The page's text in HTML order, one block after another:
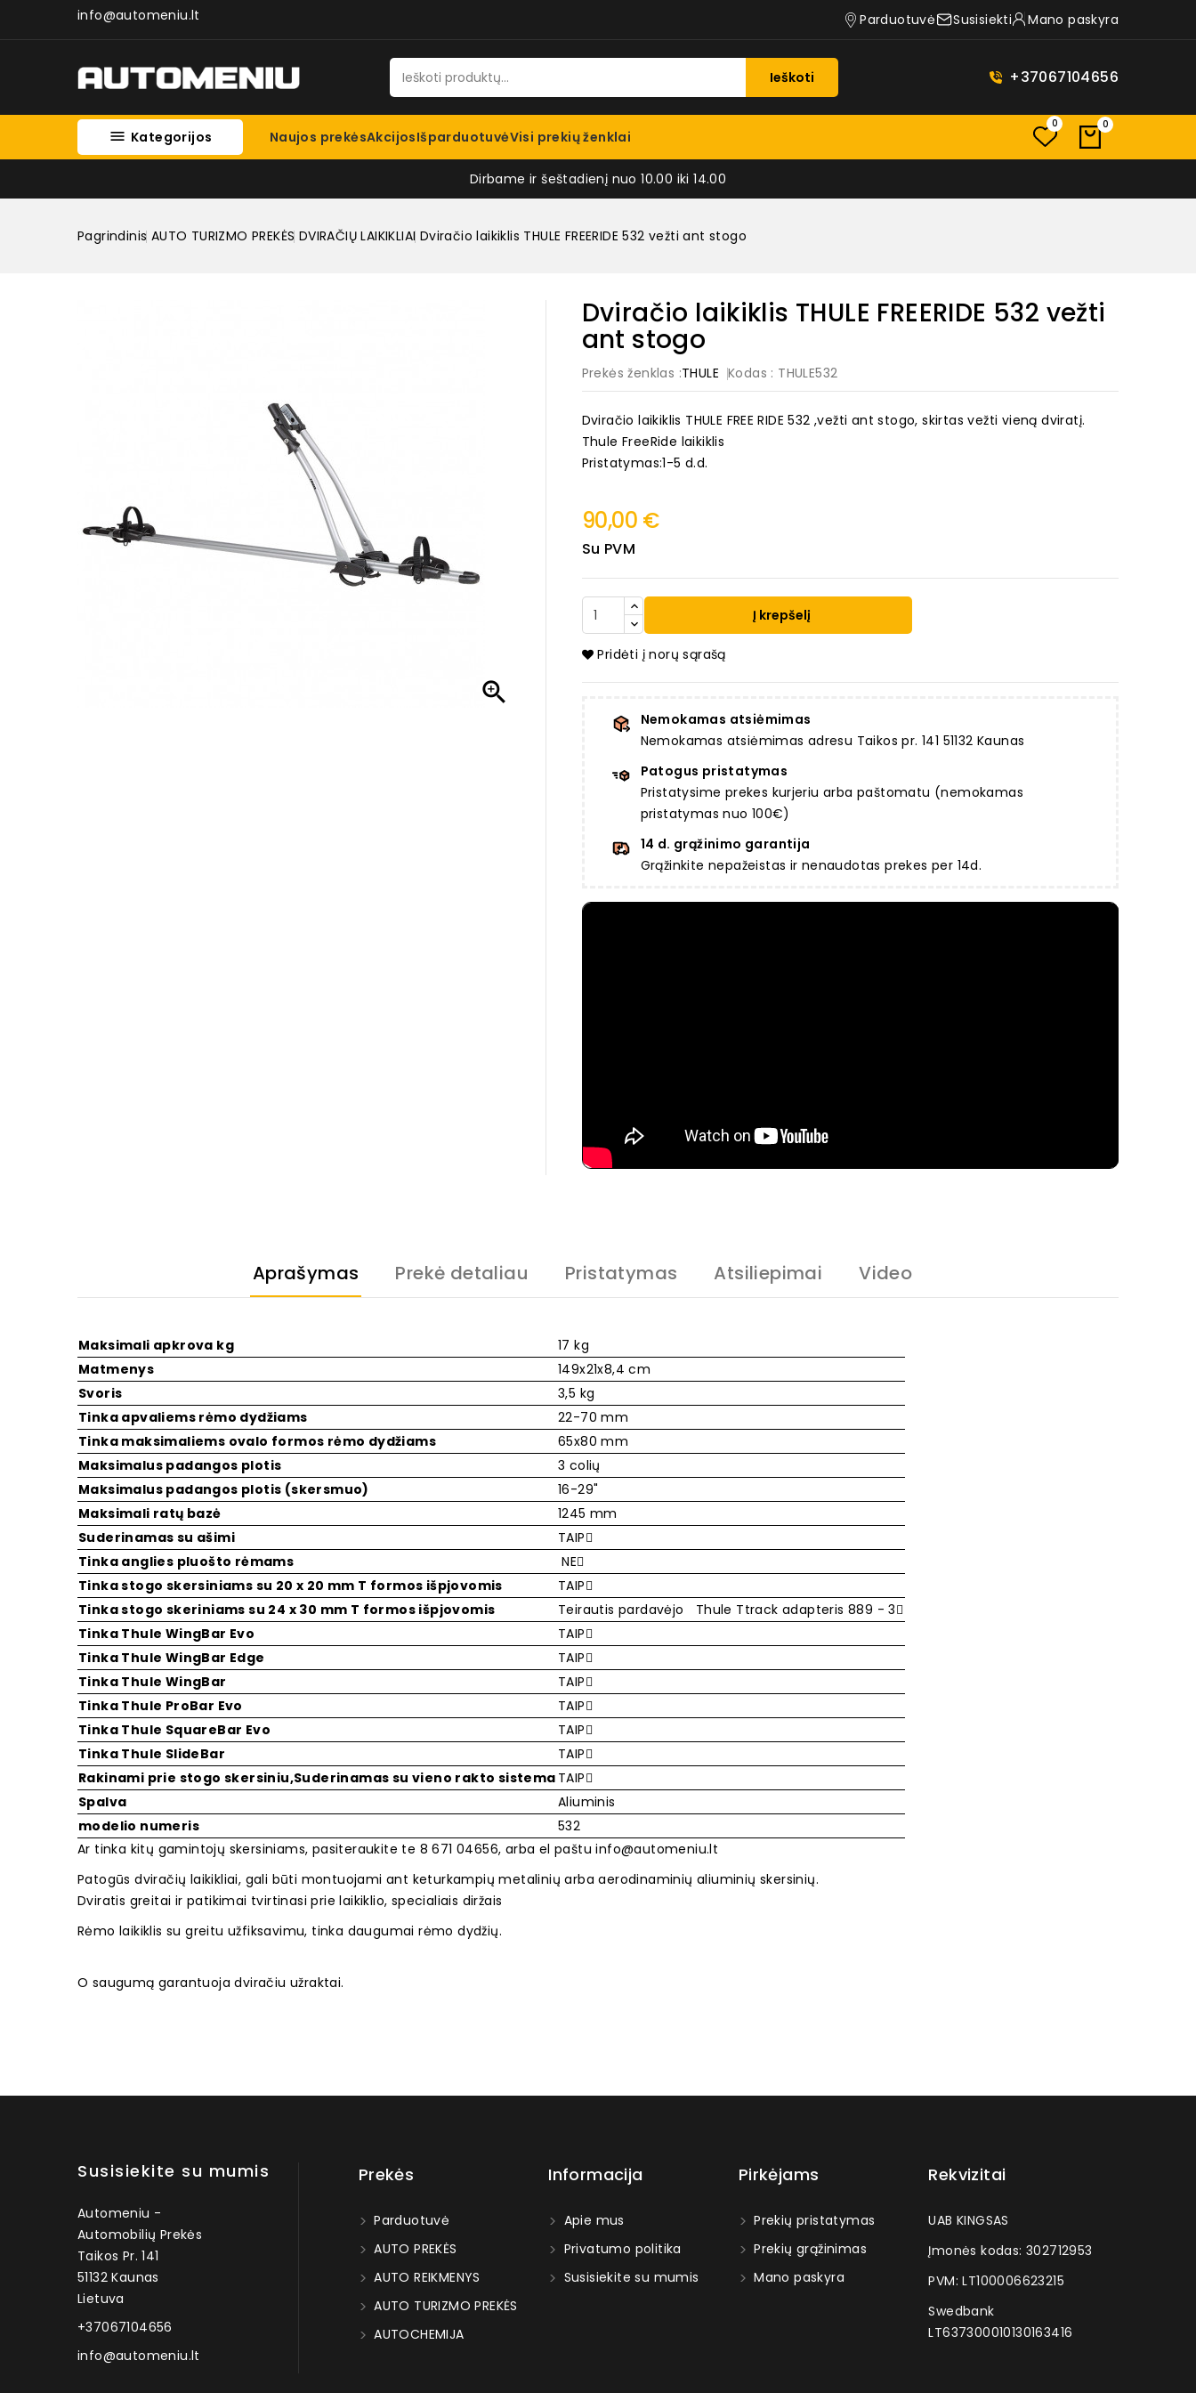
info@automeniu.lt Parduotuvė Susisiekti Mano paskyra
Ieškoti +37067104656
 Kategorijos Naujos prekėsAkcijosIšparduotuvėVisi prekių ženklai
0 0
Dirbame ir šeštadienį nuo 10.00 iki 14.00
Pagrindinis AUTO TURIZMO PREKĖS DVIRAČIŲ LAIKIKLIAI Dviračio laikiklis THULE FREERIDE 532 vežti ant stogo

Dviračio laikiklis THULE FREERIDE 532 vežti
ant stogo
Prekės ženklas :THULE Kodas : THULE532
Dviračio laikiklis THULE FREE RIDE 532 ,vežti ant stogo, skirtas vežti vieną dviratį.
Thule FreeRide laikiklis
Pristatymas:1-5 d.d.
90,00 €
Su PVM
Į krepšelį
Pridėti į norų sąrašą
Nemokamas atsiėmimas
Nemokamas atsiėmimas adresu Taikos pr. 141 51132 Kaunas
Patogus pristatymas
Pristatysime prekes kurjeriu arba paštomatu (nemokamas
pristatymas nuo 100€)
14 d. grąžinimo garantija
Grąžinkite nepažeistas ir nenaudotas prekes per 14d.
Aprašymas Prekė detaliau Pristatymas Atsiliepimai Video
Maksimali apkrova kg
17 kg
Matmenys
149x21x8,4 cm
Svoris
3,5 kg
Tinka apvaliems rėmo dydžiams
22-70 mm
Tinka maksimaliems ovalo formos rėmo dydžiams
65x80 mm
Maksimalus padangos plotis
3 colių
Maksimalus padangos plotis (skersmuo)
16-29"
Maksimali ratų bazė
1245 mm
Suderinamas su ašimi
TAIP
Tinka anglies pluošto rėmams
NE
Tinka stogo skersiniams su 20 x 20 mm T formos išpjovomis
TAIP
Tinka stogo skeriniams su 24 x 30 mm T formos išpjovomis
Teirautis pardavėjo
Thule Ttrack adapteris 889 - 3
Tinka Thule WingBar Evo
TAIP
Tinka Thule WingBar Edge
TAIP
Tinka Thule WingBar
TAIP
Tinka Thule ProBar Evo
TAIP
Tinka Thule SquareBar Evo
TAIP
Tinka Thule SlideBar
TAIP
Rakinami prie stogo skersiniu,Suderinamas su vieno rakto sistema TAIP
Spalva
Aliuminis
modelio numeris
532
Ar tinka kitų gamintojų skersiniams, pasiteraukite te 8 671 04656, arba el paštuinfo@automeniu.lt
Patogūs dviračių laikikliai, gali būti montuojami ant keturkampių metalinių arba aerodinaminių aliuminių skersinių.
Dviratis greitai ir patikimai tvirtinasi prie laikiklio, specialiais diržais
Rėmo laikiklis su greitu užfiksavimu, tinka daugumai rėmo dydžių.
O saugumą garantuoja dviračiu užraktai.
Susisiekite su mumis
Automeniu -
Automobilių Prekės
Taikos Pr. 141
51132 Kaunas
Lietuva
+37067104656
info@automeniu.lt
Prekės
Parduotuvė
AUTO PREKĖS
AUTO REIKMENYS
AUTO TURIZMO PREKĖS
AUTOCHEMIJA
Informacija
Apie mus
Privatumo politika
Susisiekite su mumis
Pirkėjams
Prekių pristatymas
Prekių grąžinimas
Mano paskyra
Rekvizitai
UAB KINGSAS
Įmonės kodas: 302712953
PVM: LT100006623215
Swedbank
LT637300010130163416